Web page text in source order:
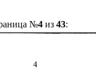
№4из 43: